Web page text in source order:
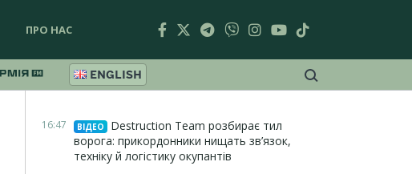
ПРО НАС
ENGLISH
16:47 ВІДЕО
Destruction Team розбирає тил
ворога: прикордонники нищать зв’язок,
техніку й логістику окупантів